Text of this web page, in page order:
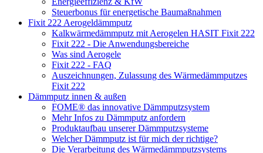
Steuerbonus für energetische Baumaßnahmen
Fixit 222 Aerogeldämmputz
Kalkwärmedämmputz mit Aerogelen HASIT Fixit 222
Fixit 222 - Die Anwendungsbereiche
Was sind Aerogele
Fixit 222 - FAQ
Auszeichnungen, Zulassung des Wärmedämmputzes
Fixit 222
Dämmputz innen & außen
FOME® das innovative Dämmputzsystem
Mehr Infos zu Dämmputz anfordern
Produktaufbau unserer Dämmputzsysteme
Welcher Dämmputz ist für mich der richtige?
Die Verarbeitung des Wärmedämmputzsystems